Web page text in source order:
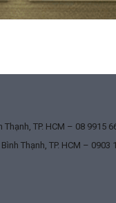
Thạnh, TP. HCM – 08 9915
Thạnh, TP. HCM – 0903